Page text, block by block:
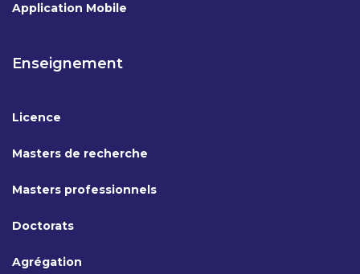
Application Mobile
Enseignement
Licence
Masters de recherche
Masters professionnels
Doctorats
Agrégation